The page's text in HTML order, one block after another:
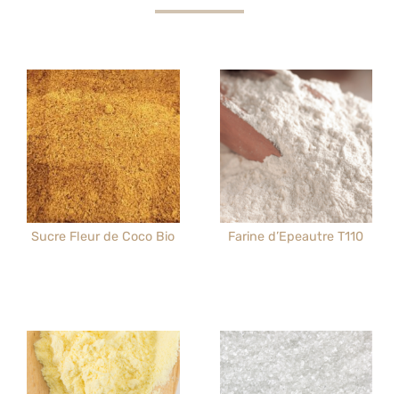
Sucre Fleur de Coco Bio Farine d’Epeautre T110